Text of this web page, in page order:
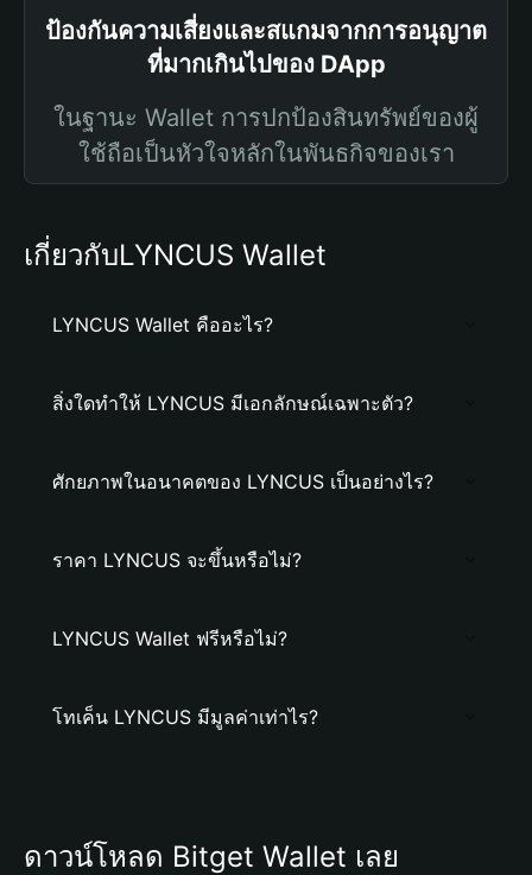
ป้องกันความเสี่ยงและสแกมจากการอนุญาต
ที่มากเกินไปของ DApp
ในฐานะ Wallet การปกป้องสินทรัพย์ของผู้
ใช้ถือเป็นหัวใจหลักในพันธกิจของเรา
เกี่ยวกับLYNCUS Wallet
LYNCUS Wallet คืออะไร?
สิ่งใดทำให้ LYNCUS มีเอกลักษณ์เฉพาะตัว?
ศักยภาพในอนาคตของ LYNCUS เป็นอย่างไร?
ราคา LYNCUS จะขึ้นหรือไม่?
LYNCUS Wallet ฟรีหรือไม่?
โทเค็น LYNCUS มีมูลค่าเท่าไร?
ดาวน์โหลด Bitget Wallet เลย